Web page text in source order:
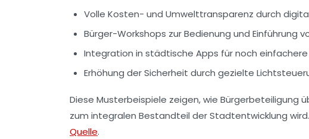
Volle Kosten- und Umwelttransparenz durch
Bürger-Workshops zur Bedienung und Einführung
Integration in städtische Apps für noch
Erhöhung der Sicherheit durch gezielte
Diese Musterbeispiele zeigen, wie Bürgerbeteiligung
zum integralen Bestandteil der Stadtentwicklung
Quelle.